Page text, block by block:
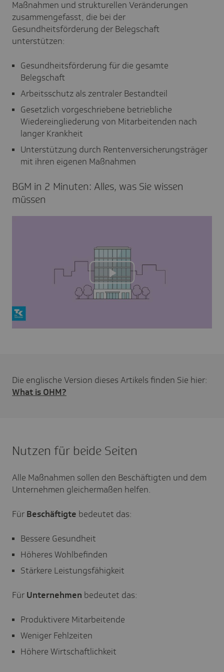
Maßnahmen und strukturellen Veränderungen
zusammengefasst, die bei der
Gesundheitsförderung der Belegschaft
unterstützen:
Gesundheitsförderung für die gesamte
Belegschaft
Arbeitsschutz als zentraler Bestandteil
Gesetzlich vorgeschriebene betriebliche
Wiedereingliederung von Mitarbeitenden nach
langer Krankheit
Unterstützung durch Rentenversicherungsträger
mit ihren eigenen Maßnahmen
BGM in 2 Minu­ten: Alles, was Sie wissen
müssen
Play
Die englische Version dieses Artikels finden Sie hier:
What is OHM?
Nutzen für beide Seiten
Alle Maßnahmen sollen den Beschäftigten und dem
Unternehmen gleichermaßen helfen.
Für Beschäftigte bedeutet das:
Bessere Gesundheit
Höheres Wohlbefinden
Stärkere Leistungsfähigkeit
Für Unternehmen bedeutet das:
Produktivere Mitarbeitende
Weniger Fehlzeiten
Höhere Wirtschaftlichkeit